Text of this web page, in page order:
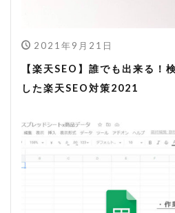
2021年9月21日
【楽天SEO】誰でも出来る！
した楽天SEO対策2021